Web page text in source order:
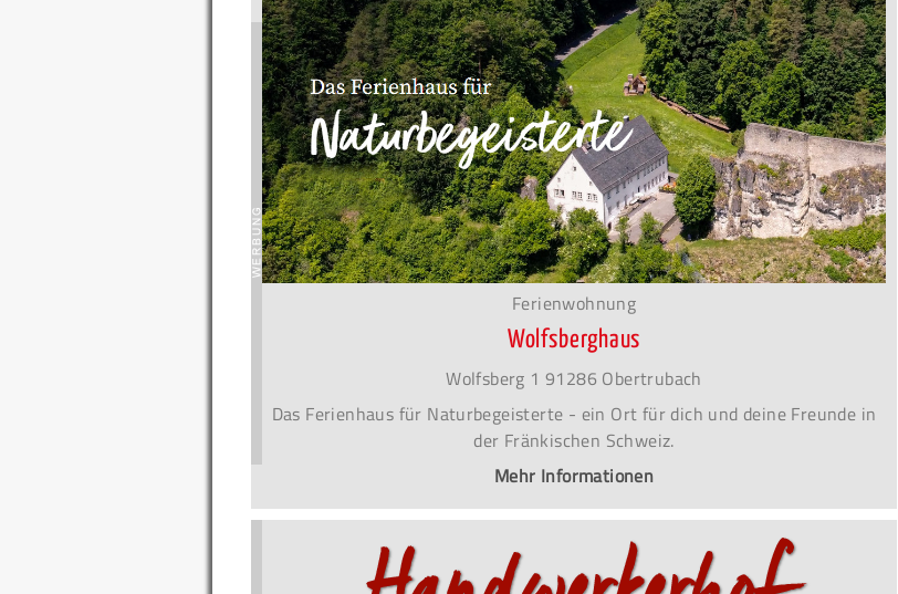
Ferienwohnung
Wolfsberghaus
Wolfsberg 1 91286 Obertrubach
Das Ferienhaus für Naturbegeisterte - ein Ort für dich und deine Freunde in
der Fränkischen Schweiz.
Mehr Informationen